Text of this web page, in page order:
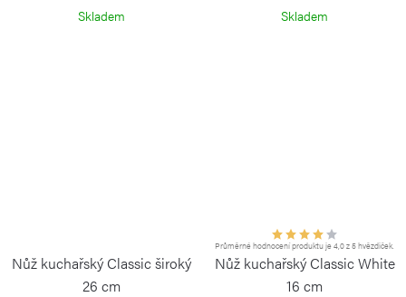
Skladem Skladem
Nůž kuchařský Classic široký
26 cm
Průměrné hodnocení produktu je 4,0 z 5 hvězdiček.
Nůž kuchařský Classic White
16 cm